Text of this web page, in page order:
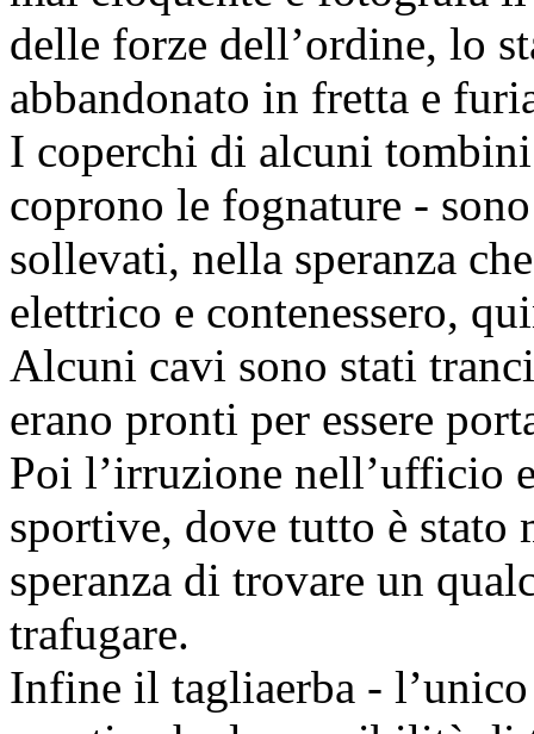
delle forze dell’ordine, lo
abbandonato in fretta e
I coperchi di alcuni
coprono le fognature -
sollevati, nella speranza
elettrico e contenessero,
Alcuni cavi sono stati
erano pronti per essere
Poi l’irruzione nell’ufficio
sportive, dove tutto è stato
speranza di trovare un
trafugare.
Infine il tagliaerba -